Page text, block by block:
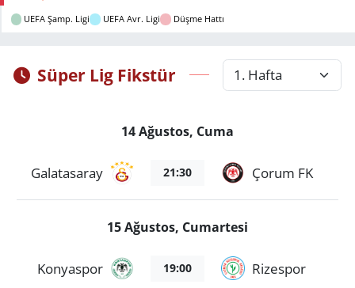
UEFA Şamp. Ligi UEFA Avr. Ligi Düşme Hattı
Süper Lig Fikstür
14 Ağustos, Cuma
Galatasaray 21:30 Çorum FK
15 Ağustos, Cumartesi
Konyaspor 19:00 Rizespor